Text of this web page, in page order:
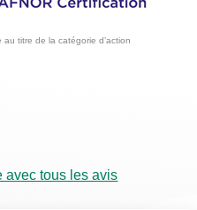
titre de la catégorie d’action
avec tous les avis